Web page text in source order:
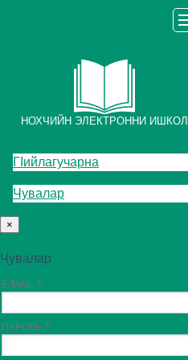
НОХЧИЙН ЭЛЕКТРОННИ ИШКОЛ
ГIийлагучарна
Чувалар
×
Чувалар
E-MAIL
ПАРОЛЬ